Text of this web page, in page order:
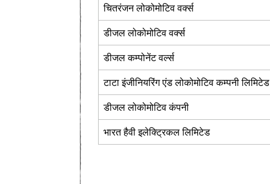
चितरंजन लोकोमोटिव वर्क्स
डीजल लोकोमोटिव वर्क्स
डीजल कम्पोनेंट वर्ल्स
टाटा इंजीनियरिंग एंड लोकोमोटिव कम्पनी लिमिटेड
डीजल लोकोमोटिव कंपनी
भारत हैवी इलेक्ट्रिकल लिमिटेड